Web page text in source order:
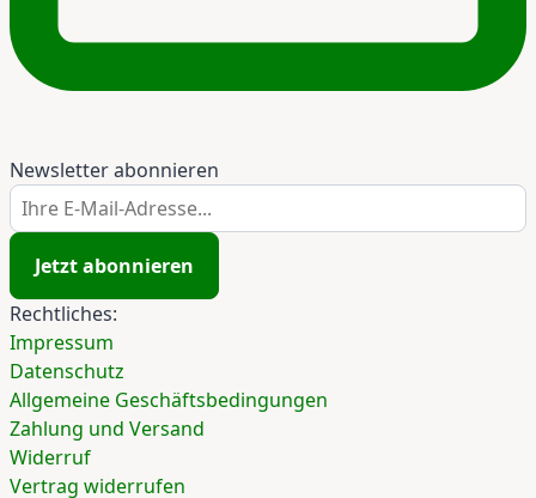
Newsletter abonnieren
Ihre E-Mail-Adresse...
Jetzt abonnieren
Rechtliches:
Impressum
Datenschutz
Allgemeine Geschäftsbedingungen
Zahlung und Versand
Widerruf
Vertrag widerrufen